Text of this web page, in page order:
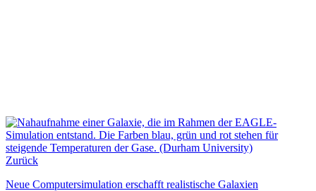
Zurück
Neue Computersimulation erschafft realistische Galaxien